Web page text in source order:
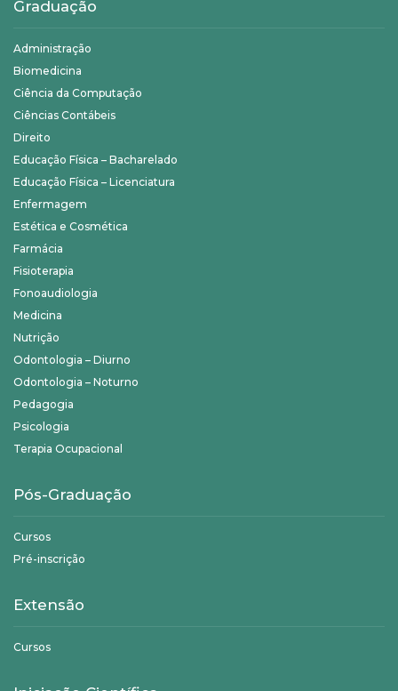
Graduação
Administração
Biomedicina
Ciência da Computação
Ciências Contábeis
Direito
Educação Física – Bacharelado
Educação Física – Licenciatura
Enfermagem
Estética e Cosmética
Farmácia
Fisioterapia
Fonoaudiologia
Medicina
Nutrição
Odontologia – Diurno
Odontologia – Noturno
Pedagogia
Psicologia
Terapia Ocupacional
Pós-Graduação
Cursos
Pré-inscrição
Extensão
Cursos